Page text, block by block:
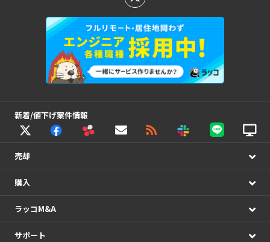
新着/値下げ案件情報
売却
購入
ラッコM&A
サポート